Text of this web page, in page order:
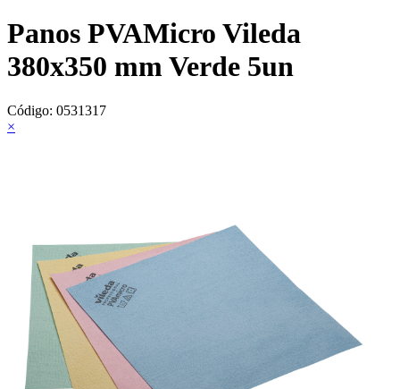
Panos PVAMicro Vileda
380x350 mm Verde 5un
Código: 0531317
×